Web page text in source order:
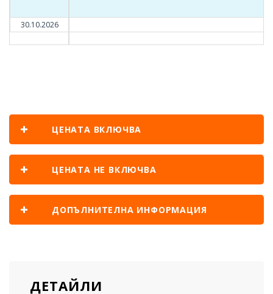
30.10.2026
ЦЕНАТА ВКЛЮЧВА
ЦЕНАТА НЕ ВКЛЮЧВА
ДОПЪЛНИТЕЛНА ИНФОРМАЦИЯ
ДЕТАЙЛИ